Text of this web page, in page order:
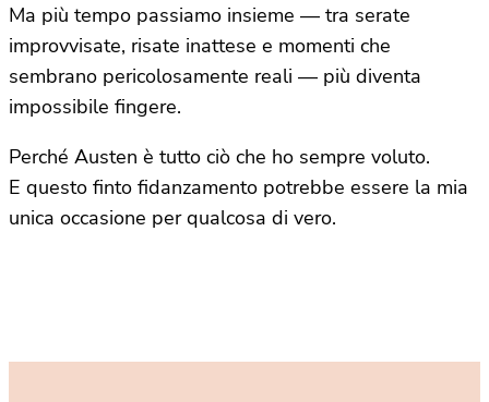
Ma più tempo passiamo insieme — tra serate
improvvisate, risate inattese e momenti che
sembrano pericolosamente reali — più diventa
impossibile fingere.
Perché Austen è tutto ciò che ho sempre voluto.
E questo finto fidanzamento potrebbe essere la mia
unica occasione per qualcosa di vero.